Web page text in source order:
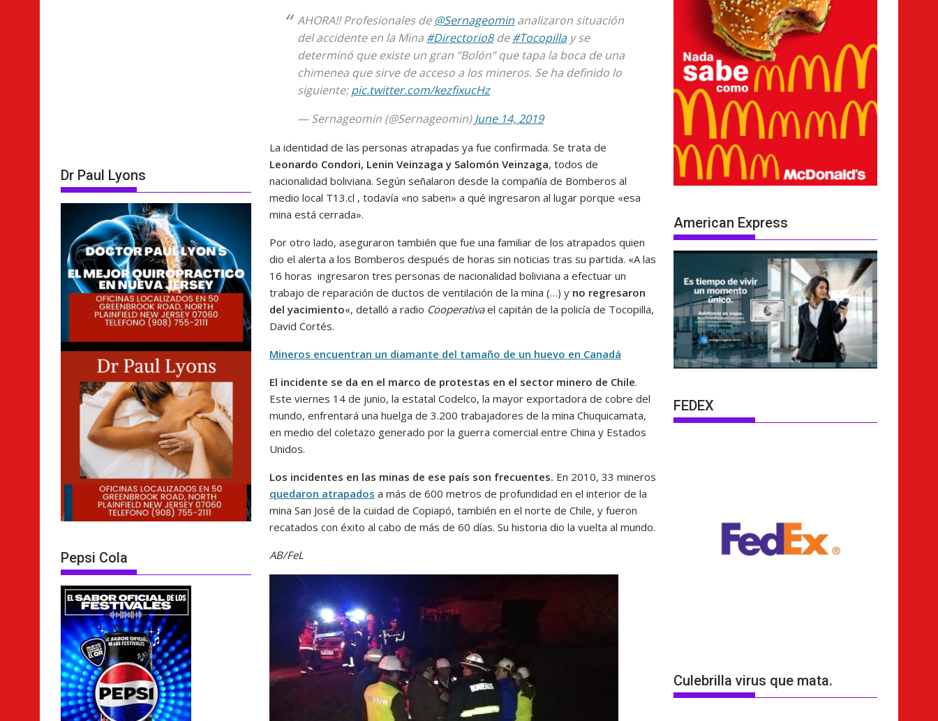
AHORA!! Profesionales de@Sernageominanalizaron situación
del accidente en la Mina #Directorio8de#Tocopillay se
determinó que existe un gran “Bolón” que tapa la boca de una
chimenea que sirve de acceso a los mineros. Se ha definido lo
siguiente:pic.twitter.com/kezfixucHz
— Sernageomin (@Sernageomin)June 14, 2019
La identidad de las personas atrapadas ya fue confirmada. Se trata de
Leonardo Condori, Lenin Veinzaga y Salomón Veinzaga, todos de
nacionalidad boliviana. Según señalaron desde la compañía de Bomberos al
medio local T13.cl , todavía «no saben» a qué ingresaron al lugar porque «esa
mina está cerrada».
Por otro lado, aseguraron también que fue una familiar de los atrapados quien
dio el alerta a los Bomberos después de horas sin noticias tras su partida. «A las
16 horas ingresaron tres personas de nacionalidad boliviana a efectuar un
trabajo de reparación de ductos de ventilación de la mina (…) y no regresaron
del yacimiento«, detalló a radio Cooperativael capitán de la policía de Tocopilla,
David Cortés.
Mineros encuentran un diamante del tamaño de un huevo en Canadá
El incidente se da en el marco de protestas en el sector minero de Chile.
Este viernes 14 de junio, la estatal Codelco, la mayor exportadora de cobre del
mundo, enfrentará una huelga de 3.200 trabajadores de la mina Chuquicamata,
en medio del coletazo generado por la guerra comercial entre China y Estados
Unidos.
Los incidentes en las minas de ese país son frecuentes. En 2010, 33 mineros
quedaron atrapados a más de 600 metros de profundidad en el interior de la
mina San José de la cuidad de Copiapó, también en el norte de Chile, y fueron
recatados con éxito al cabo de más de 60 días. Su historia dio la vuelta al mundo.
AB/FeL
Dr Paul Lyons
Pepsi Cola
American Express
FEDEX
Culebrilla virus que mata.